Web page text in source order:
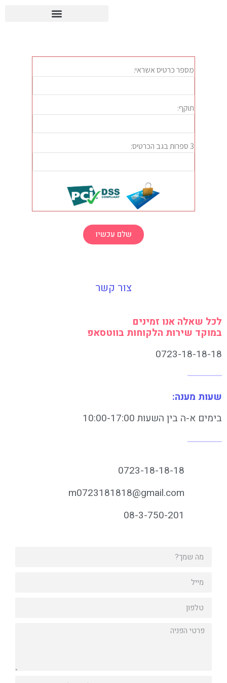
שלם עכשיו
צור קשר
לכל שאלה אנו זמינים
במוקד שירות הלקוחות בווטסאפ
0723-18-18-18
שעות מענה:
בימים א-ה בין השעות 10:00-17:00
0723-18-18-18
m0723181818@gmail.com
08-3-750-201